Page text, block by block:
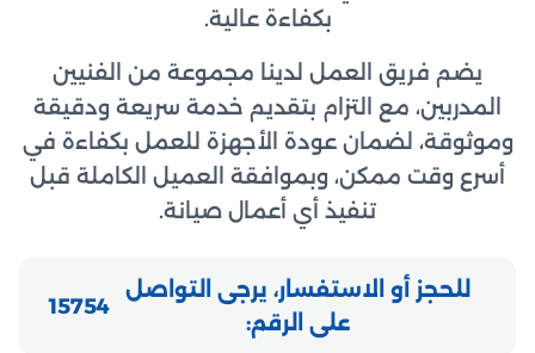
بكفاءة عالية.
يضم فريق العمل لدينا مجموعة من الفنيين
المدربين، مع التزام بتقديم خدمة سريعة ودقيقة
وموثوقة، لضمان عودة الأجهزة للعمل بكفاءة في
أسرع وقت ممكن، وبموافقة العميل الكاملة قبل
تنفيذ أي أعمال صيانة.
للحجز أو الاستفسار، يرجى التواصل
على الرقم:
15754